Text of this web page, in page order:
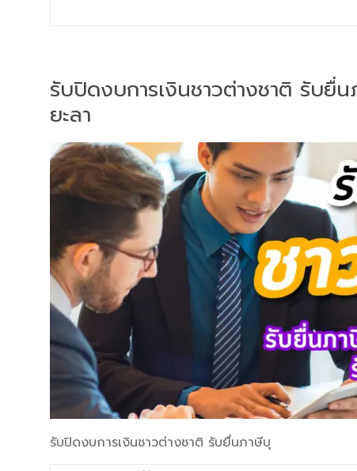
รับปิดงบการเงินชาวต่างชาติ รับยื่
ยะลา
รับปิดงบการเงินชาวต่างชาติ รับยื่นภาษีบุ